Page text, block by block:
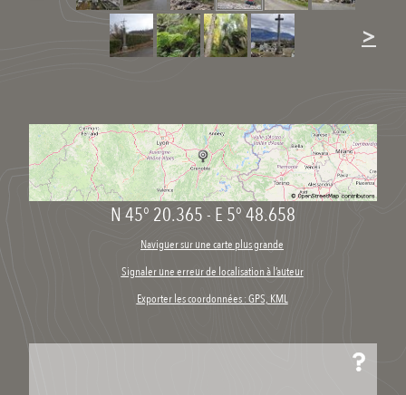
>
N 45° 20.365- E 5° 48.658
Naviguer sur une carte plus grande
Signaler une erreur de localisation à l’auteur
Exporter les coordonnées : GPS, KML